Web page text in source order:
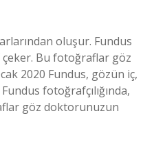
oluşur. Fundus
Bu fotoğraflar göz
2020 Fundus, gözün iç,
fotoğrafçılığında,
göz doktorunuzun